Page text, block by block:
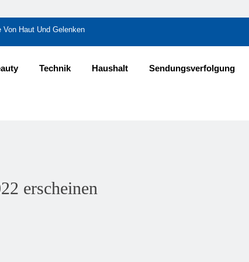
Haut Und Gelenken
Technik Haushalt Sendungsverfolgung
erscheinen